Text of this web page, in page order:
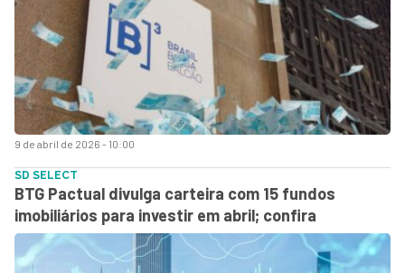
9 de abril de 2026 - 10:00
SD SELECT
BTG Pactual divulga carteira com 15 fundos
imobiliários para investir em abril; confira